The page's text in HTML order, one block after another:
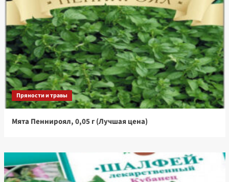
Пряности и травы
Мята Пеннироял, 0,05 г (Лучшая цена)